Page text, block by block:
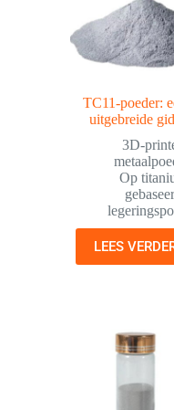
TC11-poeder:
uitgebreide
3D-
Op
LEES